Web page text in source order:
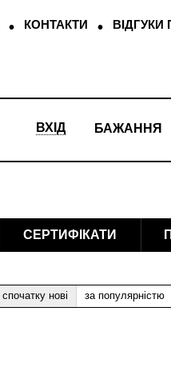
КОНТАКТИ
ВХІД БАЖАННЯ
СЕРТИФІКАТИ
спочатку нові за популярністю